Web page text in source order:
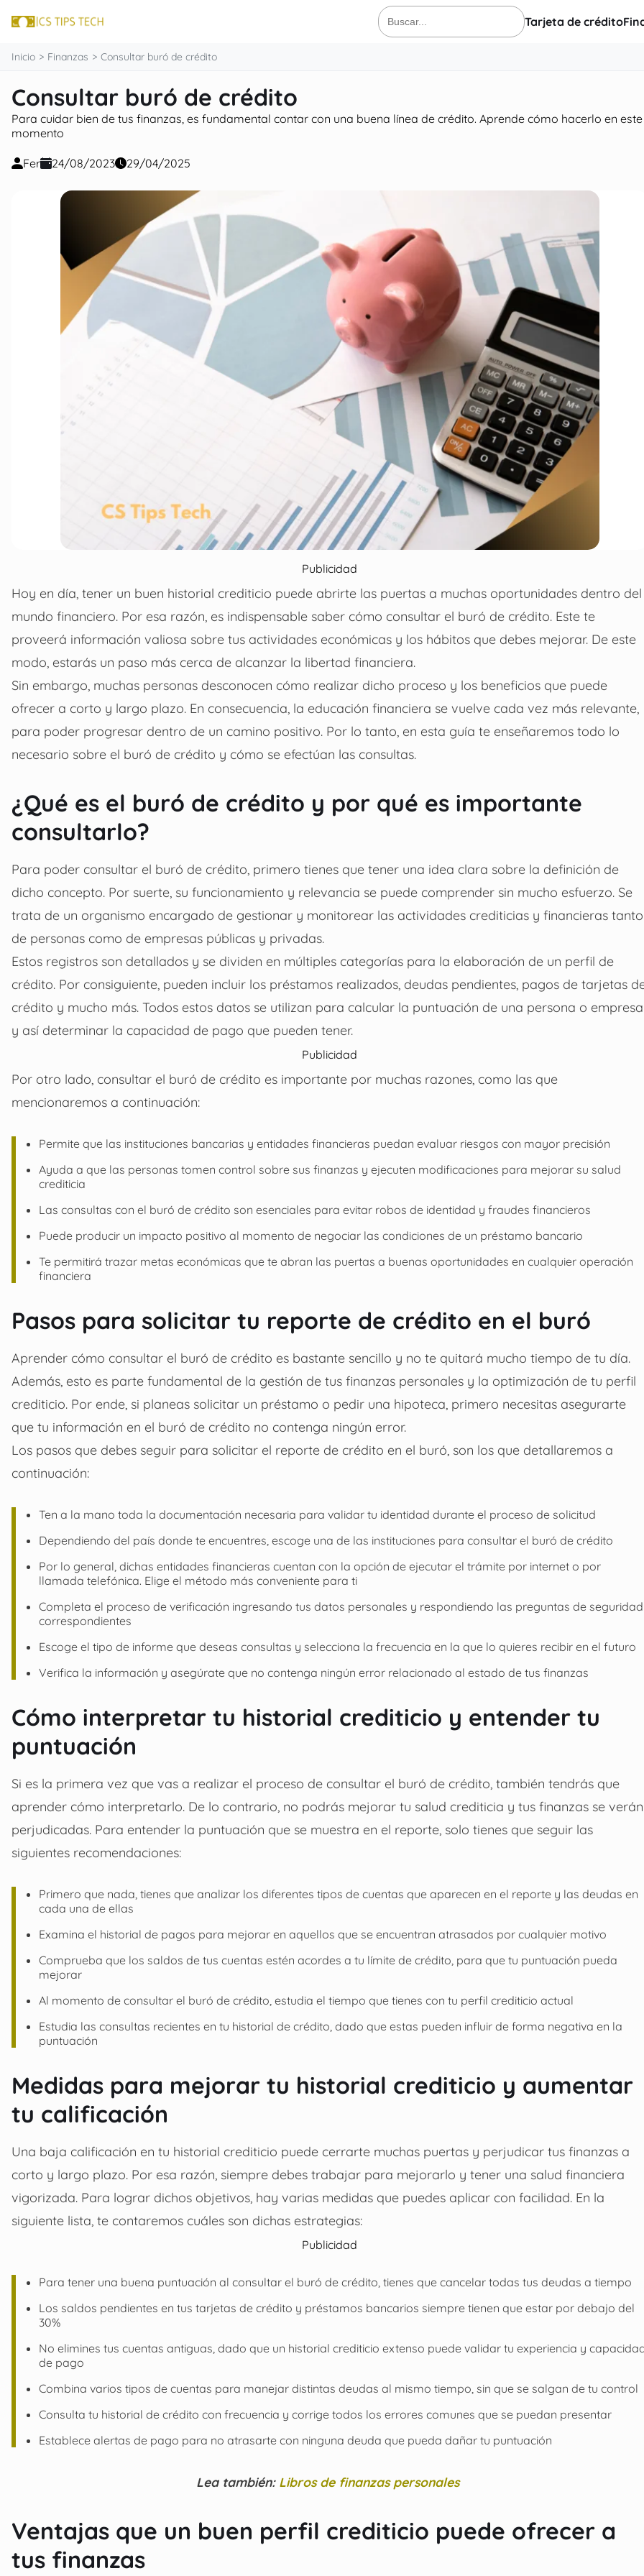
Buscar:
Tarjeta de crédito
Inicio Finanzas Consultar buró de crédito
Consultar buró de crédito
Para cuidar bien de tus finanzas, es fundamental contar con una buena línea de crédito. Aprende cómo hacerlo en este
momento
Fer 24/08/2023 29/04/2025
Publicidad
Hoy en día, tener un buen historial crediticio puede abrirte las puertas a muchas oportunidades dentro del
mundo financiero. Por esa razón, es indispensable saber cómo consultar el buró de crédito. Este te
proveerá información valiosa sobre tus actividades económicas y los hábitos que debes mejorar. De este
modo, estarás un paso más cerca de alcanzar la libertad financiera.
Sin embargo, muchas personas desconocen cómo realizar dicho proceso y los beneficios que puede
ofrecer a corto y largo plazo. En consecuencia, la educación financiera se vuelve cada vez más relevante,
para poder progresar dentro de un camino positivo. Por lo tanto, en esta guía te enseñaremos todo lo
necesario sobre el buró de crédito y cómo se efectúan las consultas.
¿Qué es el buró de crédito y por qué es importante
consultarlo?
Para poder consultar el buró de crédito, primero tienes que tener una idea clara sobre la definición de
dicho concepto. Por suerte, su funcionamiento y relevancia se puede comprender sin mucho esfuerzo. Se
trata de un organismo encargado de gestionar y monitorear las actividades crediticias y financieras tanto
de personas como de empresas públicas y privadas.
Estos registros son detallados y se dividen en múltiples categorías para la elaboración de un perfil de
crédito. Por consiguiente, pueden incluir los préstamos realizados, deudas pendientes, pagos de tarjetas
crédito y mucho más. Todos estos datos se utilizan para calcular la puntuación de una persona o empresa
y así determinar la capacidad de pago que pueden tener.
Publicidad
Por otro lado, consultar el buró de crédito es importante por muchas razones, como las que
mencionaremos a continuación:
Permite que las instituciones bancarias y entidades financieras puedan evaluar riesgos con mayor precisión
Ayuda a que las personas tomen control sobre sus finanzas y ejecuten modificaciones para mejorar su salud
crediticia
Las consultas con el buró de crédito son esenciales para evitar robos de identidad y fraudes financieros
Puede producir un impacto positivo al momento de negociar las condiciones de un préstamo bancario
Te permitirá trazar metas económicas que te abran las puertas a buenas oportunidades en cualquier operación
financiera
Pasos para solicitar tu reporte de crédito en el buró
Aprender cómo consultar el buró de crédito es bastante sencillo y no te quitará mucho tiempo de tu día.
Además, esto es parte fundamental de la gestión de tus finanzas personales y la optimización de tu perfil
crediticio. Por ende, si planeas solicitar un préstamo o pedir una hipoteca, primero necesitas asegurarte
que tu información en el buró de crédito no contenga ningún error.
Los pasos que debes seguir para solicitar el reporte de crédito en el buró, son los que detallaremos a
continuación:
Ten a la mano toda la documentación necesaria para validar tu identidad durante el proceso de solicitud
Dependiendo del país donde te encuentres, escoge una de las instituciones para consultar el buró de crédito
Por lo general, dichas entidades financieras cuentan con la opción de ejecutar el trámite por internet o por
llamada telefónica. Elige el método más conveniente para ti
Completa el proceso de verificación ingresando tus datos personales y respondiendo las preguntas de seguridad
correspondientes
Escoge el tipo de informe que deseas consultas y selecciona la frecuencia en la que lo quieres recibir en el futuro
Verifica la información y asegúrate que no contenga ningún error relacionado al estado de tus finanzas
Cómo interpretar tu historial crediticio y entender tu
puntuación
Si es la primera vez que vas a realizar el proceso de consultar el buró de crédito, también tendrás que
aprender cómo interpretarlo. De lo contrario, no podrás mejorar tu salud crediticia y tus finanzas se verán
perjudicadas. Para entender la puntuación que se muestra en el reporte, solo tienes que seguir las
siguientes recomendaciones:
Primero que nada, tienes que analizar los diferentes tipos de cuentas que aparecen en el reporte y las deudas en
cada una de ellas
Examina el historial de pagos para mejorar en aquellos que se encuentran atrasados por cualquier motivo
Comprueba que los saldos de tus cuentas estén acordes a tu límite de crédito, para que tu puntuación pueda
mejorar
Al momento de consultar el buró de crédito, estudia el tiempo que tienes con tu perfil crediticio actual
Estudia las consultas recientes en tu historial de crédito, dado que estas pueden influir de forma negativa en la
puntuación
Medidas para mejorar tu historial crediticio y aumentar
tu calificación
Una baja calificación en tu historial crediticio puede cerrarte muchas puertas y perjudicar tus finanzas a
corto y largo plazo. Por esa razón, siempre debes trabajar para mejorarlo y tener una salud financiera
vigorizada. Para lograr dichos objetivos, hay varias medidas que puedes aplicar con facilidad. En la
siguiente lista, te contaremos cuáles son dichas estrategias:
Publicidad
Para tener una buena puntuación al consultar el buró de crédito, tienes que cancelar todas tus deudas a tiempo
Los saldos pendientes en tus tarjetas de crédito y préstamos bancarios siempre tienen que estar por debajo del
30%
No elimines tus cuentas antiguas, dado que un historial crediticio extenso puede validar tu experiencia y
de pago
Combina varios tipos de cuentas para manejar distintas deudas al mismo tiempo, sin que se salgan de tu control
Consulta tu historial de crédito con frecuencia y corrige todos los errores comunes que se puedan presentar
Establece alertas de pago para no atrasarte con ninguna deuda que pueda dañar tu puntuación
Lea también:Libros de finanzas personales
Ventajas que un buen perfil crediticio puede ofrecer a
tus finanzas